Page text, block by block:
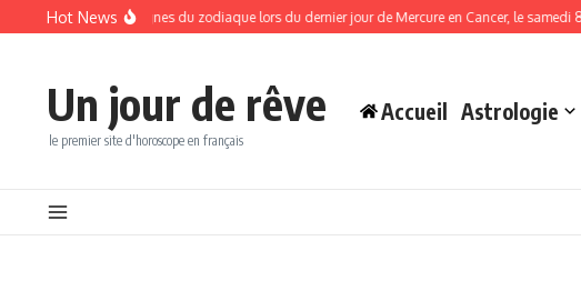
Aller au contenu
Hot News
pour ces 3 signes du zodiaque lors du dernier jour de Mercure en Cancer, le samedi 8 août.
Un jour de rêve
le premier site d'horoscope en français
Accueil Astrologie